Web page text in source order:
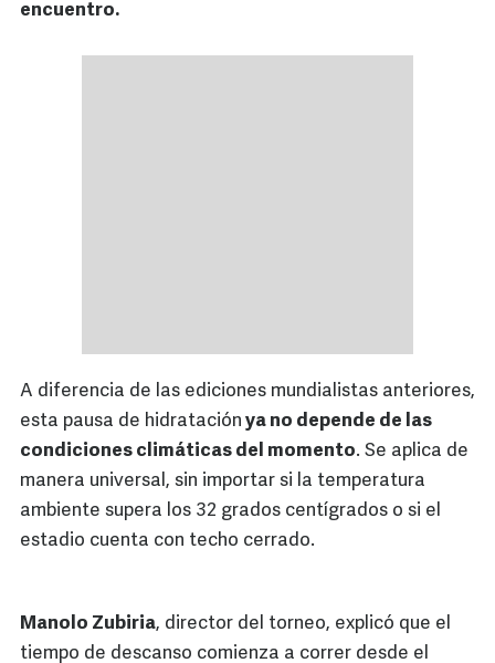
encuentro.
A diferencia de las ediciones mundialistas anteriores,
esta pausa de hidratación ya no depende de las
condiciones climáticas del momento. Se aplica de
manera universal, sin importar si la temperatura
ambiente supera los 32 grados centígrados o si el
estadio cuenta con techo cerrado.
Manolo Zubiria, director del torneo, explicó que el
tiempo de descanso comienza a correr desde el